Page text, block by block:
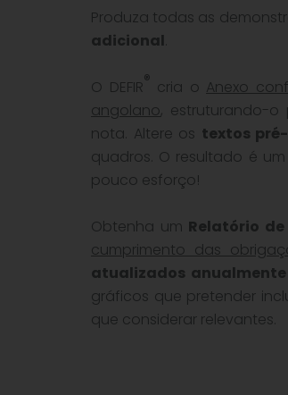
Produza todas as
adicional
O DEFIR® cria o Anexo
angolano, estruturando-
nota. Altere os textos
quadros. O resultado é um
pouco esforço!
Obtenha um Relatório
cumprimento das
atualizados anualmente
gráficos que pretender
que considerar relevantes.